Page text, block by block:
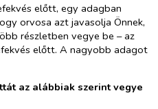
előtt, egy adagban
orvosa azt javasolja Önnek,
részletben vegye be – az
előtt. A nagyobb adagot
az alábbiak szerint vegye